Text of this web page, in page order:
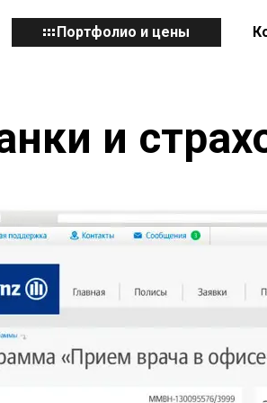
Портфолио и цены
и